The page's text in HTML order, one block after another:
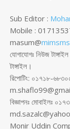
Sub Editor :
Mobile :
masum@
যোগাযোগঃ নিউজ
টাঙ্গাইল।
রিপোটিং: ০১৭১৮-
বিজ্ঞাপনঃ মোবাইলঃ
Monir Uddin